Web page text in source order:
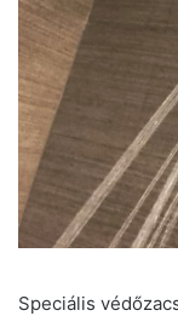
Speciális